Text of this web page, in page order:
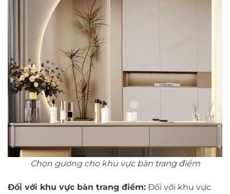
Chọn gương cho khu vực bàn trang điểm
Đối với khu vực bàn trang điểm: Đối với khu vực